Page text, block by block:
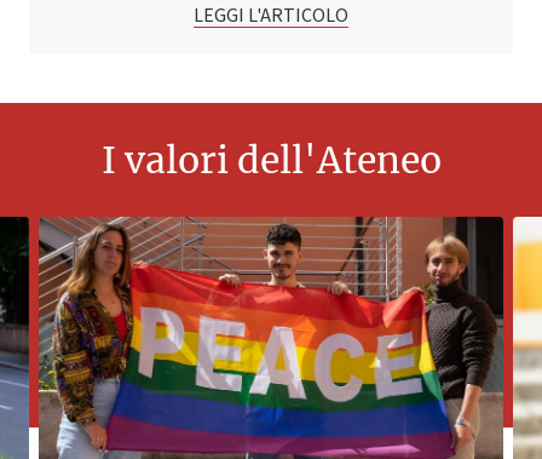
LEGGI L'ARTICOLO
I valori dell'Ateneo